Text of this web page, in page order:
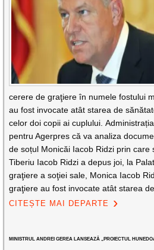
cerere de graţiere în numele fostului
au fost invocate atât starea de
celor doi copii ai cuplului.
pentru Agerpres că va analiza
de soțul Monicăi Iacob Ridzi prin care
Tiberiu Iacob Ridzi a depus joi, la
graţiere a soţiei sale, Monica Iacob
graţiere au fost invocate atât starea de
CITEȘTE MAI DEPARTE
MINISTRUL ANDREI GEREA LANSEAZĂ „PROIECTUL